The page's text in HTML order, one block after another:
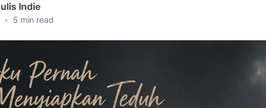
Indie
• 5 min read